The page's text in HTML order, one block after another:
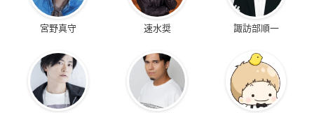
宮野真守 速水奨 諏訪部順一